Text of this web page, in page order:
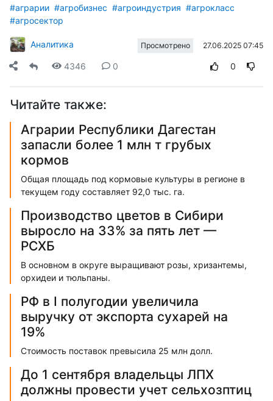
#аграрии #агробизнес #агроиндустрия #агрокласс
#агросектор
Аналитика Просмотрено 27.06.2025 07:45
4346 0 0
Читайте также:
Аграрии Республики Дагестан
запасли более 1 млн т грубых
кормов
Общая площадь под кормовые культуры в регионе в
текущем году составляет 92,0 тыс. га.
Производство цветов в Сибири
выросло на 33% за пять лет —
РСХБ
В основном в округе выращивают розы, хризантемы,
орхидеи и тюльпаны.
РФ в I полугодии увеличила
выручку от экспорта сухарей на
19%
Стоимость поставок превысила 25 млн долл.
До 1 сентября владельцы ЛПХ
должны провести учет сельхозптиц